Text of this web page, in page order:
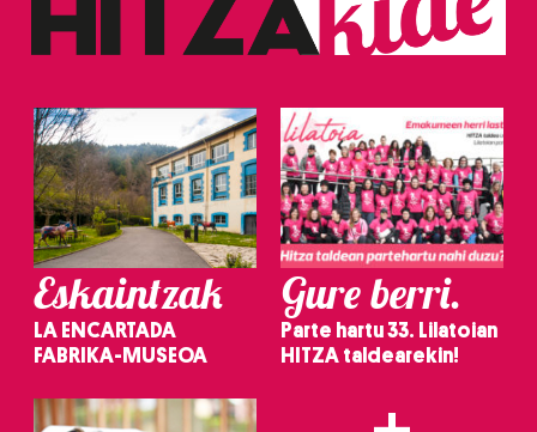
Eskaintzak
LA ENCARTADA
FABRIKA-MUSEOA
Gure berri.
Parte hartu 33. Lilatoian
HITZA taldearekin!